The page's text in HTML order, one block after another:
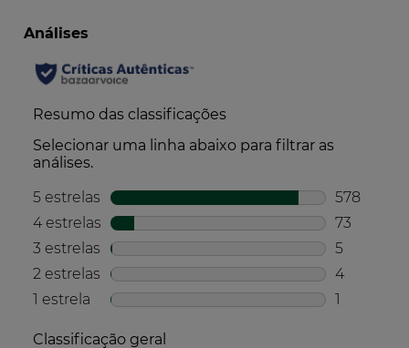
Embalagem
*do que a média para este tipo de embalagem
conteúdo reciclado
Embalagem totalmente reciclável
Produção
certificada ambientalmente*
*de acordo com a norma ISO 14001.
Transporte
Baixo impacto de CO2 para o transporte de
matérias-primas
Produto fabricado e embalado no mesmo local
Compromisso social